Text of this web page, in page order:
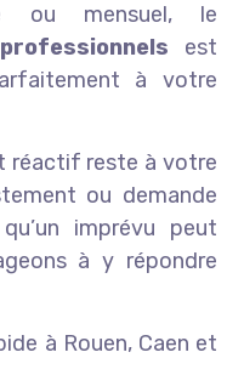
ou mensuel, le
est
à votre
réactif reste à votre
ou demande
imprévu peut
à y répondre
à Rouen, Caen et